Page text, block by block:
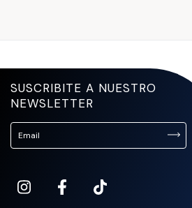
SUSCRIBITE A NUESTRO
NEWSLETTER